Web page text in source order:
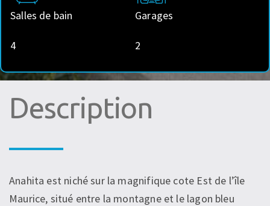
Salles de bain
4
Garages
2
Description
Anahita est niché sur la magnifique cote Est de l’île
Maurice, situé entre la montagne et le lagon bleu